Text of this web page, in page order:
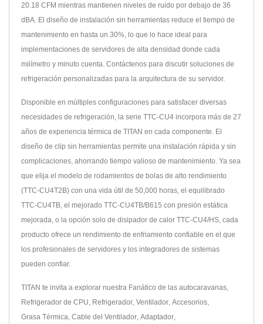
20.18 CFM mientras mantienen niveles de ruido por debajo de 36
dBA. El diseño de instalación sin herramientas reduce el tiempo de
mantenimiento en hasta un 30%, lo que lo hace ideal para
implementaciones de servidores de alta densidad donde cada
milímetro y minuto cuenta. Contáctenos para discutir soluciones de
refrigeración personalizadas para la arquitectura de su servidor.
Disponible en múltiples configuraciones para satisfacer diversas
necesidades de refrigeración, la serie TTC-CU4 incorpora más de 27
años de experiencia térmica de TITAN en cada componente. El
diseño de clip sin herramientas permite una instalación rápida y sin
complicaciones, ahorrando tiempo valioso de mantenimiento. Ya sea
que elija el modelo de rodamientos de bolas de alto rendimiento
(TTC-CU4T2B) con una vida útil de 50,000 horas, el equilibrado
TTC-CU4TB, el mejorado TTC-CU4TB/B615 con presión estática
mejorada, o la opción solo de disipador de calor TTC-CU4/HS, cada
producto ofrece un rendimiento de enfriamiento confiable en el que
los profesionales de servidores y los integradores de sistemas
pueden confiar.
TITAN te invita a explorar nuestra Fanático de las autocaravanas
Refrigerador de CPU Refrigerador Ventilador Accesorios
Grasa Térmica Cable del Ventilador Adaptador